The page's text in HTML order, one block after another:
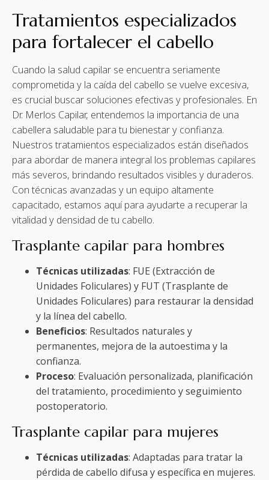
Tratamientos especializados
para fortalecer el cabello
Cuando la salud capilar se encuentra seriamente
comprometida y la caída del cabello se vuelve excesiva,
es crucial buscar soluciones efectivas y profesionales. En
Dr. Merlos Capilar, entendemos la importancia de una
cabellera saludable para tu bienestar y confianza.
Nuestros tratamientos especializados están diseñados
para abordar de manera integral los problemas capilares
más severos, brindando resultados visibles y duraderos.
Con técnicas avanzadas y un equipo altamente
capacitado, estamos aquí para ayudarte a recuperar la
vitalidad y densidad de tu cabello.
Trasplante capilar para hombres
Técnicas utilizadas: FUE (Extracción de
Unidades Foliculares) y FUT (Trasplante de
Unidades Foliculares) para restaurar la densidad
y la línea del cabello.
Beneficios: Resultados naturales y
permanentes, mejora de la autoestima y la
confianza.
Proceso: Evaluación personalizada, planificación
del tratamiento, procedimiento y seguimiento
postoperatorio.
Trasplante capilar para mujeres
Técnicas utilizadas: Adaptadas para tratar la
pérdida de cabello difusa y específica en mujeres.